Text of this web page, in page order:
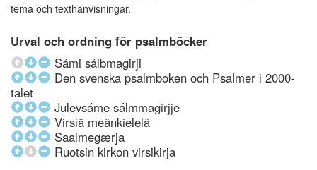
tema och texthänvisningar.
Urval och ordning för psalmböcker
Sámi sálbmagirji
Den svenska psalmboken och Psalmer i 2000-
talet
Julevsáme sálmmagirjje
Virsiä meänkielelä
Saalmegærja
Ruotsin kirkon virsikirja